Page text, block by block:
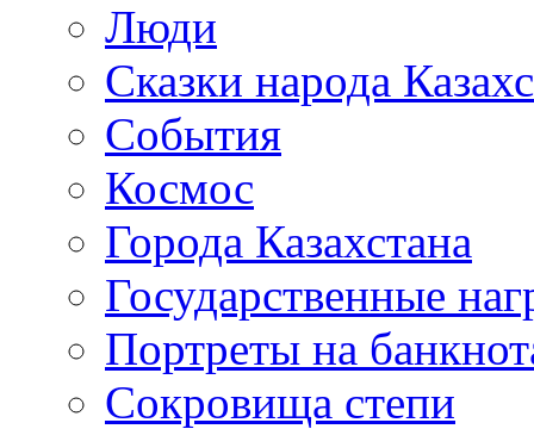
Люди
Сказки народа
События
Космос
Города Казахстана
Государственные
Портреты на
Сокровища степи